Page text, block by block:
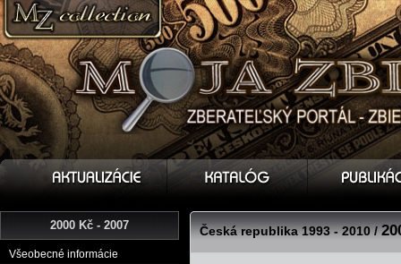
2000 Kč - 2007
Všeobecné informácie
Česká republika 1993 - 2010 /